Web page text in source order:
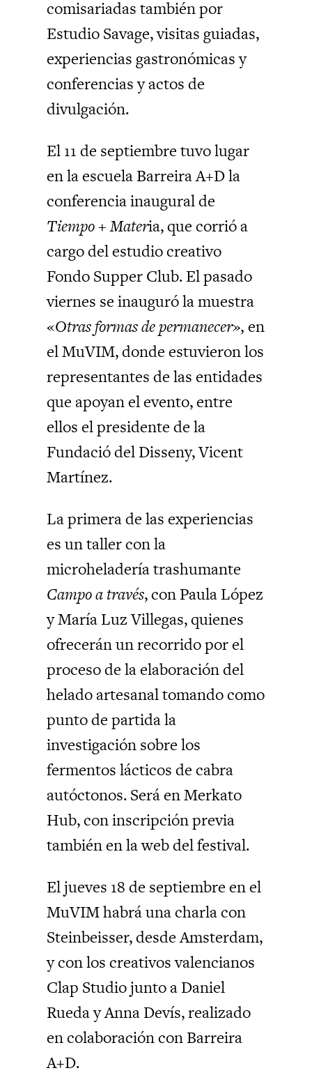
comisariadas también por
Estudio Savage, visitas guiadas,
experiencias gastronómicas y
conferencias y actos de
divulgación.
El 11 de septiembre tuvo lugar
en la escuela Barreira A+D la
conferencia inaugural de
Tiempo + Materia, que corrió a
cargo del estudio creativo
Fondo Supper Club. El pasado
viernes se inauguró la muestra
«Otras formas de permanecer»,en
el MuVIM, donde estuvieron los
representantes de las entidades
que apoyan el evento, entre
ellos el presidente de la
Fundació del Disseny, Vicent
Martínez.
La primera de las experiencias
es un taller con la
microheladería trashumante
Campo a través, con Paula López
y María Luz Villegas, quienes
ofrecerán un recorrido por el
proceso de la elaboración del
helado artesanal tomando como
punto de partida la
investigación sobre los
fermentos lácticos de cabra
autóctonos. Será en Merkato
Hub, con inscripción previa
también en la web del festival.
El jueves 18 de septiembre en el
MuVIM habrá una charla con
Steinbeisser, desde Amsterdam,
y con los creativos valencianos
Clap Studio junto a Daniel
Rueda y Anna Devís, realizado
en colaboración con Barreira
A+D.